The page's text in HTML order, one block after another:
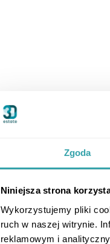
Zgoda
Niniejsza strona
Wykorzystujemy pliki
ruch w naszej witrynie.
reklamowym i